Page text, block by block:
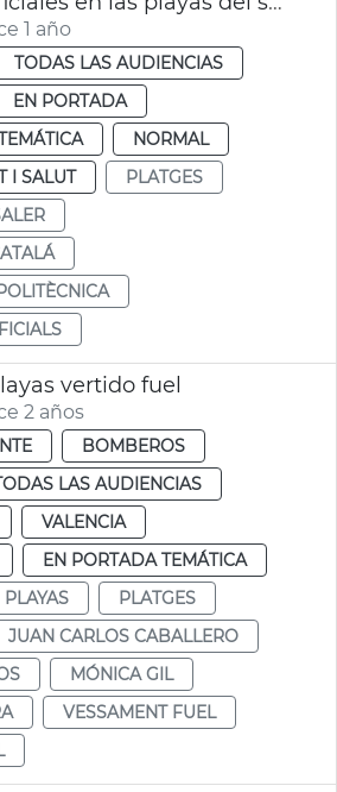
1 año
TODAS LAS AUDIENCIAS
EN PORTADA
NORMAL
I SALUT
PLATGES
vertido fuel
2 años
BOMBEROS
LAS AUDIENCIAS
VALENCIA
EN PORTADA TEMÁTICA
PLAYAS
PLATGES
JUAN CARLOS CABALLERO
MÓNICA GIL
VESSAMENT FUEL